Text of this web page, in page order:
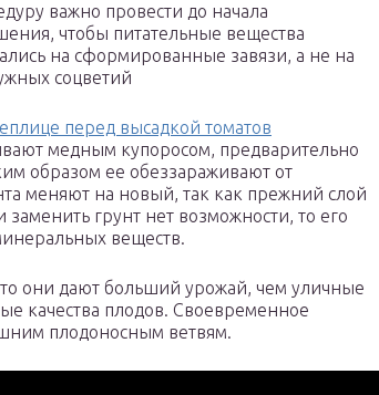
важно провести до начала
чтобы питательные вещества
на сформированные завязи, а не на
соцветий
перед высадкой томатов
медным купоросом, предварительно
образом ее обеззараживают от
меняют на новый, так как прежний слой
грунт нет возможности, то его
веществ.
они дают больший урожай, чем уличные
качества плодов. Своевременное
плодоносным ветвям.